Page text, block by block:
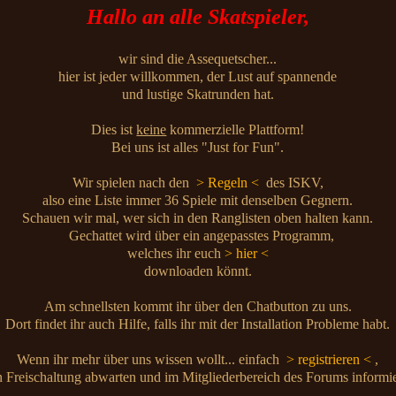
Hallo an alle Skatspieler,
wir sind die Assequetscher...
hier ist jeder willkommen, der Lust auf spannende
und lustige Skatrunden hat.
Dies istkeine kommerzielle Plattform!
Bei uns ist alles "Just for Fun".
Wir spielen nach den > Regeln < des ISKV,
also eine Liste immer 36 Spiele mit denselben Gegnern.
Schauen wir mal, wer sich in den Ranglisten oben halten kann.
Gechattet wird über ein angepasstes Programm,
welches ihr euch > hier <
downloaden könnt.
Am schnellsten kommt ihr über den Chatbutton zu uns.
Dort findet ihr auch Hilfe, falls ihr mit der Installation Probleme habt.
Wenn ihr mehr über uns wissen wollt... einfach > registrieren < ,
Freischaltung abwarten und im Mitgliederbereich des Forums